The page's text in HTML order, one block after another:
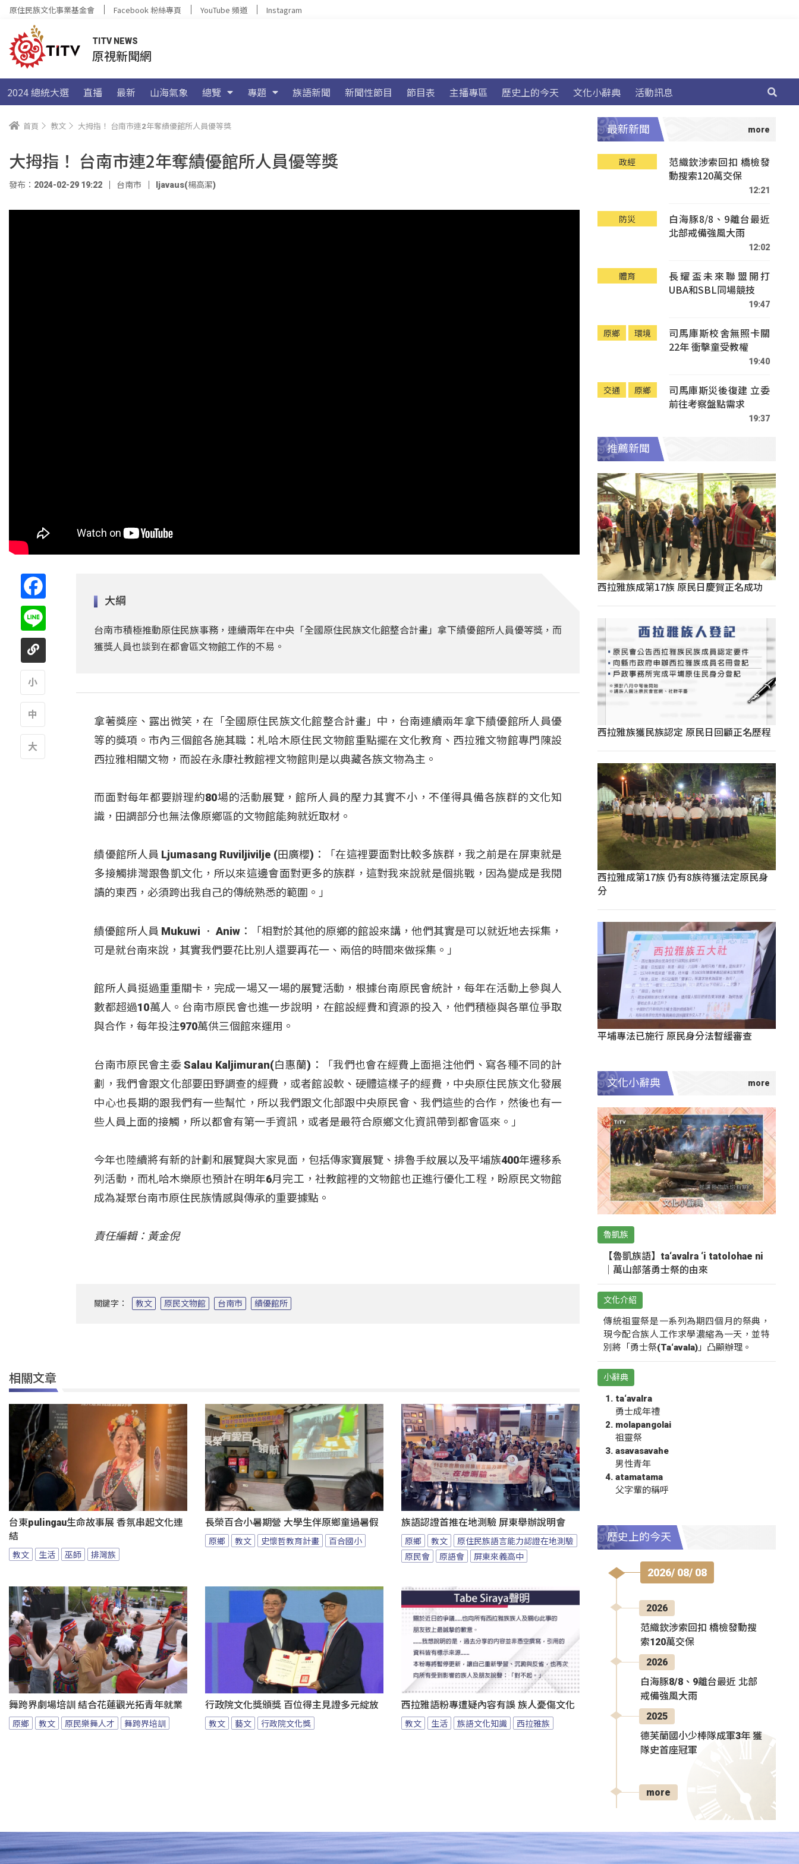
原住民族文化事業基金會 Facebook 粉絲專頁 YouTube 頻道 Instagram
TITV NEWS
原視新聞網
2024 總統大選 直播 最新 山海氣象 總覽 專題 族語新聞 新聞性節目 節目表 主播專區 歷史上的今天 文化小辭典 活動訊息
首頁 教文 大拇指！ 台南市連2年奪績優館所人員優等獎
大拇指！ 台南市連2年奪績優館所人員優等獎
發布：2024-02-29 19:22 台南市 ljavaus(楊高潔)
大綱
台南市積極推動原住民族事務，連續兩年在中央「全國原住民族文化館整合計畫」拿下績優館所人員優等獎，而
獲獎人員也談到在都會區文物館工作的不易。
拿著獎座、露出微笑，在「全國原住民族文化館整合計畫」中，台南連續兩年拿下績優館所人員優
等的獎項。市內三個館各施其職：札哈木原住民文物館重點擺在文化教育、西拉雅文物館專門陳設
西拉雅相關文物，而設在永康社教館裡文物館則是以典藏各族文物為主。
而面對每年都要辦理約80場的活動展覽，館所人員的壓力其實不小，不僅得具備各族群的文化知
識，田調部分也無法像原鄉區的文物館能夠就近取材。
績優館所人員 Ljumasang Ruviljivilje (田廣櫻)：「在這裡要面對比較多族群，我之前是在屏東就是
多接觸排灣跟魯凱文化，所以來這邊會面對更多的族群，這對我來說就是個挑戰，因為變成是我閱
讀的東西，必須跨出我自己的傳統熟悉的範圍。」
績優館所人員 Mukuwi ． Aniw：「相對於其他的原鄉的館設來講，他們其實是可以就近地去採集，
可是就台南來說，其實我們要花比別人還要再花一、兩倍的時間來做採集。」
館所人員挺過重重關卡，完成一場又一場的展覽活動，根據台南原民會統計，每年在活動上參與人
數都超過10萬人。台南市原民會也進一步說明，在館設經費和資源的投入，他們積極與各單位爭取
與合作，每年投注970萬供三個館來運用。
台南市原民會主委 Salau Kaljimuran(白惠蘭)：「我們也會在經費上面挹注他們、寫各種不同的計
劃，我們會跟文化部要田野調查的經費，或者館設軟、硬體這樣子的經費，中央原住民族文化發展
中心也長期的跟我們有一些幫忙，所以我們跟文化部跟中央原民會、我們這些的合作，然後也有一
些人員上面的接觸，所以都會有第一手資訊，或者是最符合原鄉文化資訊帶到都會區來。」
今年也陸續將有新的計劃和展覽與大家見面，包括傳家寶展覽、排魯手紋展以及平埔族400年遷移系
列活動，而札哈木樂原也預計在明年6月完工，社教館裡的文物館也正進行優化工程，盼原民文物館
成為凝聚台南市原住民族情感與傳承的重要據點。
責任編輯：黃金倪
關鍵字： 教文 原民文物館 台南市 績優館所
相關文章
台東pulingau生命故事展 香氛串起文化連
結
教文 生活 巫師 排灣族
長榮百合小暑期營 大學生伴原鄉童過暑假
原鄉 教文 史懷哲教育計畫 百合國小
族語認證首推在地測驗 屏東舉辦說明會
原鄉 教文
原住民族語言能力認證在地測驗
原民會
原語會 屏東來義高中
舞跨界劇場培訓 結合花蓮觀光拓青年就業
原鄉 教文 原民樂舞人才 舞跨界培訓
行政院文化獎頒獎 百位得主見證多元綻放
教文 藝文 行政院文化獎
西拉雅語粉專遭疑內容有誤 族人憂傷文化
教文 生活 族語文化知識 西拉雅族
最新新聞
政經
范織欽涉索回扣 橋檢發
動搜索120萬交保
12:21
防災
白海豚8/8、9離台最近
北部戒備強風大雨
12:02
體育
長耀盃未來聯盟開打
UBA和SBL同場競技
19:47
原鄉 環境
司馬庫斯校舍無照卡關
22年 衝擊童受教權
19:40
交通 原鄉
司馬庫斯災後復建 立委
前往考察盤點需求
19:37
推薦新聞
西拉雅族成第17族 原民日慶賀正名成功
西拉雅族獲民族認定 原民日回顧正名歷程
西拉雅成第17族 仍有8族待獲法定原民身
分
平埔專法已施行 原民身分法暫緩審查
文化小辭典
魯凱族
【魯凱族語】ta‘avalra ‘i tatolohae ni
｜萬山部落勇士祭的由來
文化介紹
傳統祖靈祭是一系列為期四個月的祭典，
現今配合族人工作求學濃縮為一天，並特
別將「勇士祭(Ta‘avala)」凸顯辦理。
小辭典
ta‘avalra
勇士成年禮
molapangolai
祖靈祭
asavasavahe
男性青年
atamatama
父字輩的稱呼
歷史上的今天
2026/ 08/ 08
2026
范織欽涉索回扣 橋檢發動搜
索120萬交保
2026
白海豚8/8、9離台最近 北部
戒備強風大雨
2025
德芙蘭國小少棒隊成軍3年 獲
隊史首座冠軍
more